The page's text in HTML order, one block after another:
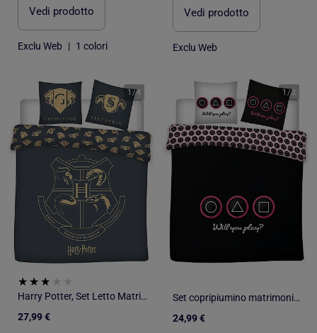
Vedi prodotto
Exclu Web | 1 colori
Vedi prodotto
Exclu Web
1/4
Harry Potter, Set Letto Matrimoniale Stampato Reversibile, STEMMI
27,99 €
1 /2
Set copripiumino matrimoniale reversibile in cotone Gameuse
24,99 €